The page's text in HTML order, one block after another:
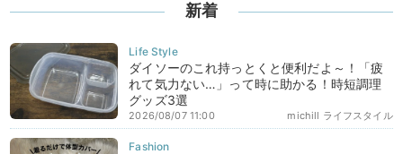
新着
ダイソーのこれ持っとくと便利だよ～！「疲
れて気力ない…」って時に助かる！時短調理
グッズ3選
michill ライフスタイル
2026/08/07 11:00